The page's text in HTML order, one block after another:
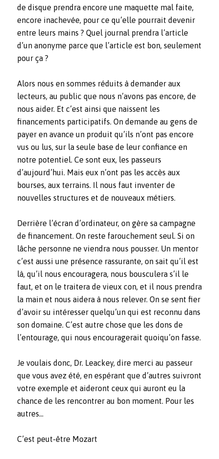
de disque prendra encore une maquette mal faite,
encore inachevée, pour ce qu’elle pourrait devenir
entre leurs mains ? Quel journal prendra l’article
d’un anonyme parce que l’article est bon, seulement
pour ça ?
Alors nous en sommes réduits à demander aux
lecteurs, au public que nous n’avons pas encore, de
nous aider. Et c’est ainsi que naissent les
financements participatifs. On demande au gens de
payer en avance un produit qu’ils n’ont pas encore
vus ou lus, sur la seule base de leur confiance en
notre potentiel. Ce sont eux, les passeurs
d’aujourd’hui. Mais eux n’ont pas les accès aux
bourses, aux terrains. Il nous faut inventer de
nouvelles structures et de nouveaux métiers.
Derrière l’écran d’ordinateur, on gère sa campagne
de financement. On reste farouchement seul. Si on
lâche personne ne viendra nous pousser. Un mentor
c’est aussi une présence rassurante, on sait qu’il est
là, qu’il nous encouragera, nous bousculera s’il le
faut, et on le traitera de vieux con, et il nous prendra
la main et nous aidera à nous relever. On se sent fier
d’avoir su intéresser quelqu’un qui est reconnu dans
son domaine. C’est autre chose que les dons de
l’entourage, qui nous encouragerait quoiqu’on fasse.
Je voulais donc, Dr. Leackey, dire merci au passeur
que vous avez été, en espérant que d’autres suivront
votre exemple et aideront ceux qui auront eu la
chance de les rencontrer au bon moment. Pour les
autres…
C’est peut-être Mozart